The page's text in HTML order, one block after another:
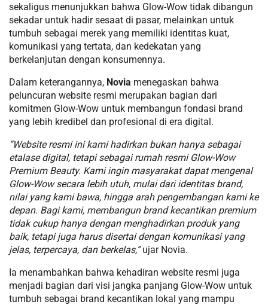
sekaligus menunjukkan bahwa Glow-Wow tidak dibangun
sekadar untuk hadir sesaat di pasar, melainkan untuk
tumbuh sebagai merek yang memiliki identitas kuat,
komunikasi yang tertata, dan kedekatan yang
berkelanjutan dengan konsumennya.
Dalam keterangannya, Novia menegaskan bahwa
peluncuran website resmi merupakan bagian dari
komitmen Glow-Wow untuk membangun fondasi brand
yang lebih kredibel dan profesional di era digital.
“Website resmi ini kami hadirkan bukan hanya sebagai
etalase digital, tetapi sebagai rumah resmi Glow-Wow
Premium Beauty. Kami ingin masyarakat dapat mengenal
Glow-Wow secara lebih utuh, mulai dari identitas brand,
nilai yang kami bawa, hingga arah pengembangan kami ke
depan. Bagi kami, membangun brand kecantikan premium
tidak cukup hanya dengan menghadirkan produk yang
baik, tetapi juga harus disertai dengan komunikasi yang
jelas, terpercaya, dan berkelas,”ujar Novia.
Ia menambahkan bahwa kehadiran website resmi juga
menjadi bagian dari visi jangka panjang Glow-Wow untuk
tumbuh sebagai brand kecantikan lokal yang mampu